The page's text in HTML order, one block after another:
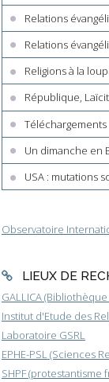
Relations
Relations
Religions à la
République,
Téléchargements
Un dimanche en
USA : mutations
Observatoire
LIEUX DE
GALLICA
Institut d'Etude des
Laboratoire GSRL
EPHE-PSL (Sciences
SHPF (protestantisme